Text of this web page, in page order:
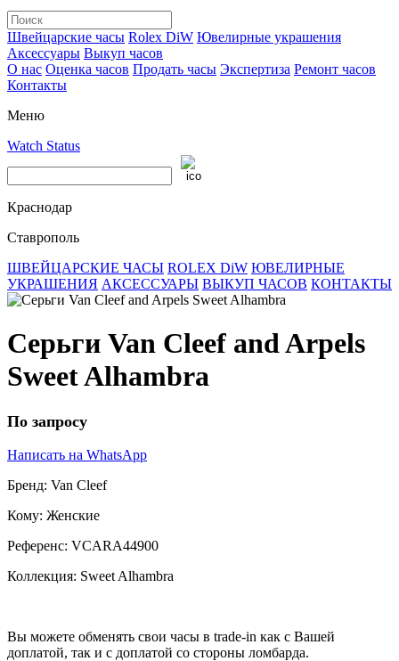
Швейцарские часы Rolex DiW Ювелирные украшения
Аксессуары Выкуп часов
О нас Оценка часов Продать часы Экспертиза Ремонт часов
Контакты
Меню
Watch Status
Краснодар
Ставрополь
ШВЕЙЦАРСКИЕ ЧАСЫ ROLEX DiW ЮВЕЛИРНЫЕ
УКРАШЕНИЯ АКСЕССУАРЫ ВЫКУП ЧАСОВ КОНТАКТЫ
Серьги Van Cleef and Arpels
Sweet Alhambra
По запросу
Написать на WhatsApp
Бренд: Van Cleef
Кому: Женские
Референс: VCARA44900
Коллекция: Sweet Alhambra
Вы можете обменять свои часы в trade-in как с Вашей
доплатой, так и с доплатой со стороны ломбарда.